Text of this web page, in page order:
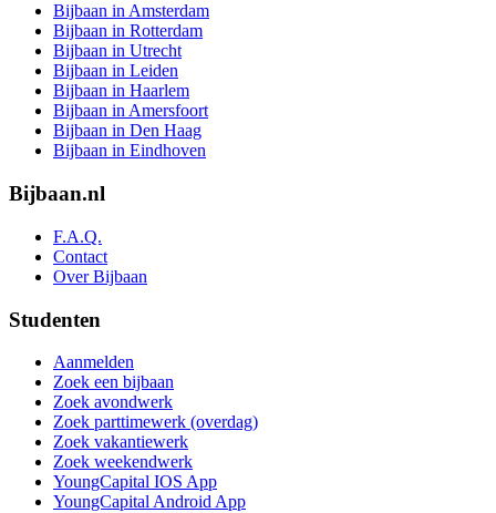
Bijbaan in Amsterdam
Bijbaan in Rotterdam
Bijbaan in Utrecht
Bijbaan in Leiden
Bijbaan in Haarlem
Bijbaan in Amersfoort
Bijbaan in Den Haag
Bijbaan in Eindhoven
Bijbaan.nl
F.A.Q.
Contact
Over Bijbaan
Studenten
Aanmelden
Zoek een bijbaan
Zoek avondwerk
Zoek parttimewerk (overdag)
Zoek vakantiewerk
Zoek weekendwerk
YoungCapital IOS App
YoungCapital Android App